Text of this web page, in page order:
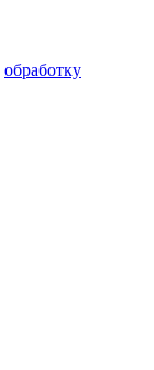
обработку